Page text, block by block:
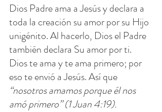
Dios Padre ama a Jesús y declara a
toda la creación su amor por su Hijo
unigénito. Al hacerlo, Dios el Padre
también declara Su amor por ti.
Dios te ama y te ama primero; por
eso te envió a Jesús. Así que
“nosotros amamos porque él nos
amó primero” (1 Juan 4:19).